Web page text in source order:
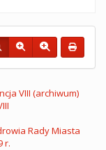
VIII (archiwum)
Rady Miasta
r.